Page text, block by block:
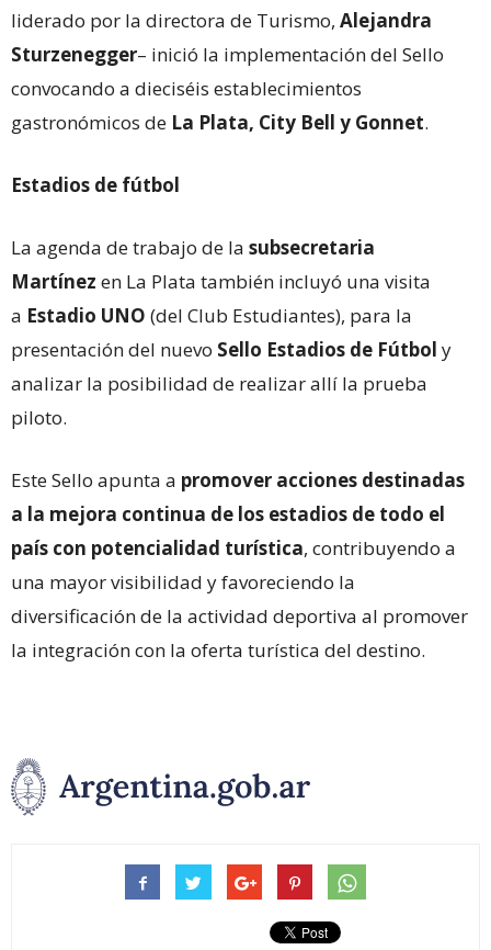
liderado por la directora de Turismo, Alejandra
Sturzenegger– inició la implementación del Sello
convocando a dieciséis establecimientos
gastronómicos de La Plata, City Bell y Gonnet.
Estadios de fútbol
La agenda de trabajo de la subsecretaria
Martínez en La Plata también incluyó una visita
a Estadio UNO (del Club Estudiantes), para la
presentación del nuevo Sello Estadios de Fútbol y
analizar la posibilidad de realizar allí la prueba
piloto.
Este Sello apunta a promover acciones destinadas
a la mejora continua de los estadios de todo el
país con potencialidad turística, contribuyendo a
una mayor visibilidad y favoreciendo la
diversificación de la actividad deportiva al promover
la integración con la oferta turística del destino.